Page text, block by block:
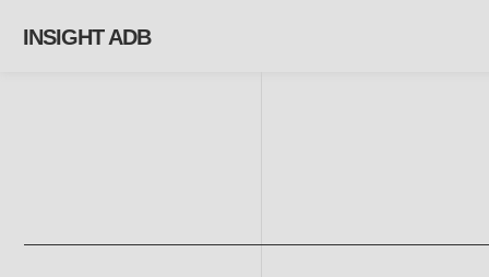
INSIGHT ADB